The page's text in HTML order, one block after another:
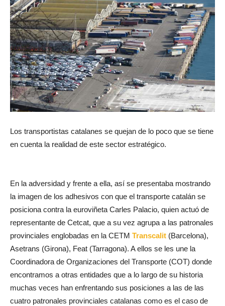
Los transportistas catalanes se quejan de lo poco que se tiene
en cuenta la realidad de este sector estratégico.
En la adversidad y frente a ella, así se presentaba mostrando
la imagen de los adhesivos con que el transporte catalán se
posiciona contra la euroviñeta Carles Palacio, quien actuó de
representante de Cetcat, que a su vez agrupa a las patronales
provinciales englobadas en la CETM Transcalit (Barcelona),
Asetrans (Girona), Feat (Tarragona). A ellos se les une la
Coordinadora de Organizaciones del Transporte (COT) donde
encontramos a otras entidades que a lo largo de su historia
muchas veces han enfrentando sus posiciones a las de las
cuatro patronales provinciales catalanas como es el caso de